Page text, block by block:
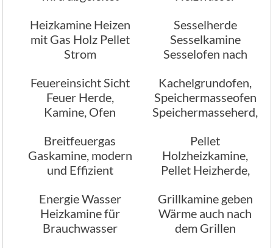
Problem
Heizkamine Heizen
mit Gas Holz Pellet
Strom
Sesselherde
Sesselkamine
Sesselofen nach
gebaut Ofenbau
Kaminbau
Feuereinsicht Sicht
Feuer Herde,
Kamine, Ofen
Kachelgrundofen,
Speichermasseofen
Speichermasseherd,
Breitfeuergas
Gaskamine, modern
und Effizient
Pellet
Holzheizkamine,
Pellet Heizherde,
Ofenbau München
Energie Wasser
Heizkamine für
Brauchwasser
Grillkamine geben
Wärme auch nach
dem Grillen